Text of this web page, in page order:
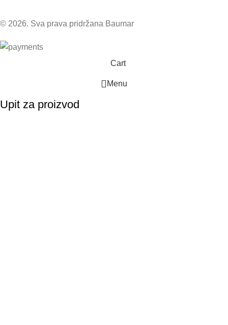
© 2026. Sva prava pridržana Baumar
Cart
Menu
Upit za proizvod